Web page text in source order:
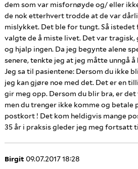
dem som var misfornøyde og/ eller
de nok etterhvert trodde at de var
mislykket. Det ble for tungt. Så istedet
valgte de å miste livet. Det var
og hjalp ingen. Da jeg begynte alene
senere, tenkte jeg at jeg måtte unngå å
Jeg sa til pasientene: Dersom du ikke
jeg kan gjøre noe med det. Det er en
gir meg opp. Dersom du blir bra, er
men du trenger ikke komme og betale
postkort ! Det kom heldigvis mange
35 år i praksis gleder jeg meg fortsatt
Birgit 09.07.2017 18:28